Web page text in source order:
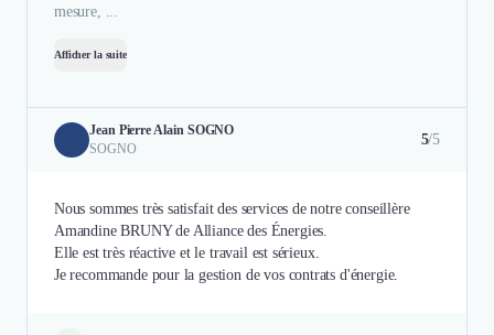
mesure, ...
Afficher la suite
Jean Pierre Alain SOGNO
SOGNO
5/5
Nous sommes très satisfait des services de notre conseillère
Amandine BRUNY de Alliance des Énergies.
Elle est très réactive et le travail est sérieux.
Je recommande pour la gestion de vos contrats d'énergie.